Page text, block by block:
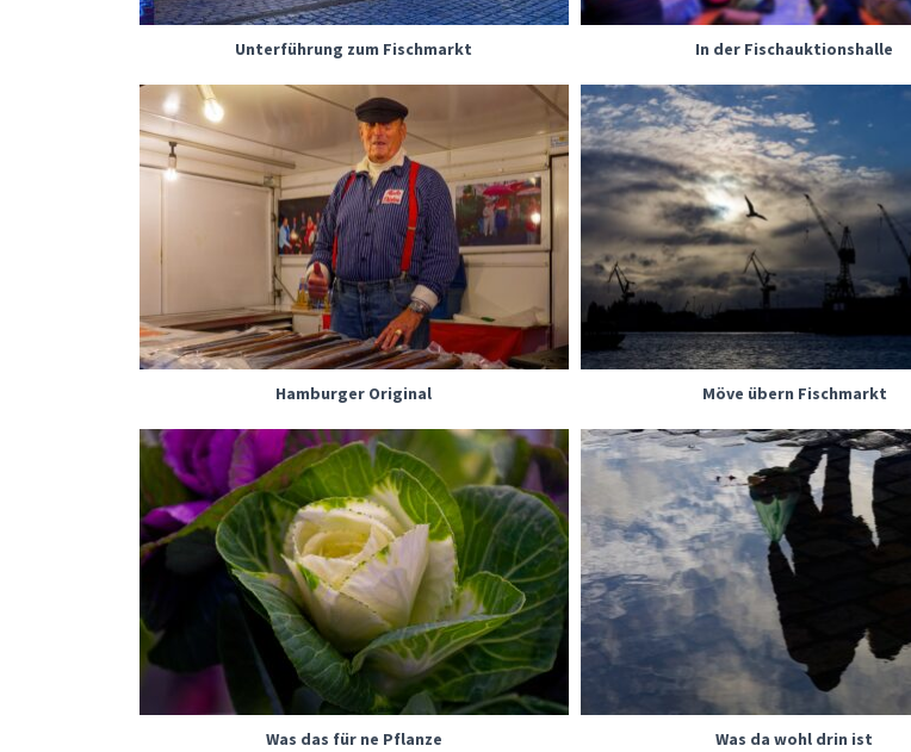
Unterführung zum Fischmarkt In der Fischauktionshalle
Hamburger Original Möve übern Fischmarkt
Was das für ne Pflanze Was da wohl drin ist